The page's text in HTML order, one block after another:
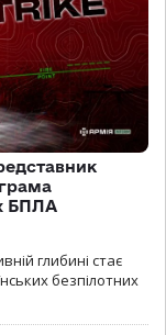
БПЛА
глибині стає
безпілотних